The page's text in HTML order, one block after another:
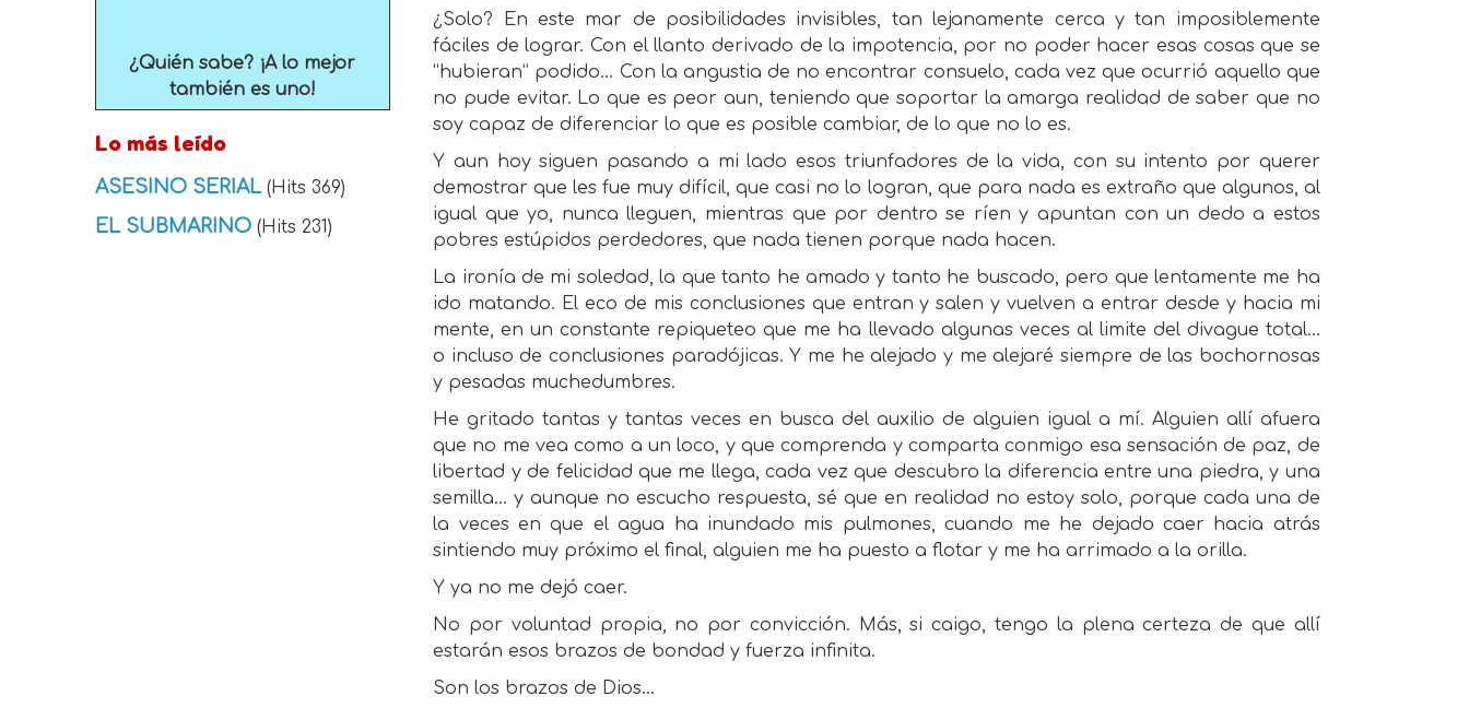
¿Solo? En este mar de posibilidades invisibles, tan lejanamente cerca y tan imposiblemente
fáciles de lograr. Con el llanto derivado de la impotencia, por no poder hacer esas cosas que se
“hubieran” podido… Con la angustia de no encontrar consuelo, cada vez que ocurrió aquello que
no pude evitar. Lo que es peor aun, teniendo que soportar la amarga realidad de saber que no
soy capaz de diferenciar lo que es posible cambiar, de lo que no lo es.
Y aun hoy siguen pasando a mi lado esos triunfadores de la vida, con su intento por querer
demostrar que les fue muy difícil, que casi no lo logran, que para nada es extraño que algunos, al
igual que yo, nunca lleguen, mientras que por dentro se ríen y apuntan con un dedo a estos
pobres estúpidos perdedores, que nada tienen porque nada hacen.
La ironía de mi soledad, la que tanto he amado y tanto he buscado, pero que lentamente me ha
ido matando. El eco de mis conclusiones que entran y salen y vuelven a entrar desde y hacia mi
mente, en un constante repiqueteo que me ha llevado algunas veces al limite del divague total…
o incluso de conclusiones paradójicas. Y me he alejado y me alejaré siempre de las bochornosas
y pesadas muchedumbres.
He gritado tantas y tantas veces en busca del auxilio de alguien igual a mí. Alguien allí afuera
que no me vea como a un loco, y que comprenda y comparta conmigo esa sensación de paz, de
libertad y de felicidad que me llega, cada vez que descubro la diferencia entre una piedra, y una
semilla… y aunque no escucho respuesta, sé que en realidad no estoy solo, porque cada una de
la veces en que el agua ha inundado mis pulmones, cuando me he dejado caer hacia atrás
sintiendo muy próximo el final, alguien me ha puesto a flotar y me ha arrimado a la orilla.
Y ya no me dejó caer.
No por voluntad propia, no por convicción. Más, si caigo, tengo la plena certeza de que allí
estarán esos brazos de bondad y fuerza infinita.
Son los brazos de Dios…
¿Quién sabe? ¡A lo mejor
también es uno!
Lo más leído
ASESINO SERIAL (Hits 369)
EL SUBMARINO (Hits 231)